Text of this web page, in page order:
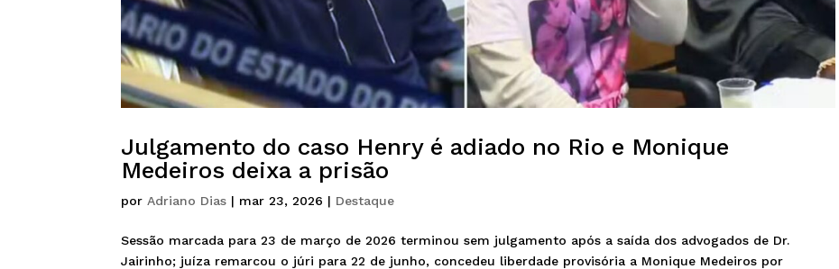
Julgamento do caso Henry é adiado no Rio e Monique
Medeiros deixa a prisão
por Adriano Dias | mar 23, 2026 | Destaque
Sessão marcada para 23 de março de 2026 terminou sem julgamento após a saída dos advogados de Dr.
Jairinho; juíza remarcou o júri para 22 de junho, concedeu liberdade provisória a Monique Medeiros por